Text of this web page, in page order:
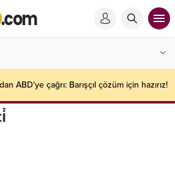
ABD’ye çağrı: Barışçıl çözüm için hazırız!